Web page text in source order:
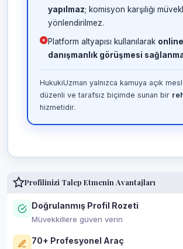
yapılmaz; komisyon karşılığı
yönlendirilmez.
Platform altyapısı kullanılarak online
danışmanlık görüşmesi
HukukiUzman yalnızca kamuya açık
düzenli ve tarafsız biçimde sunan bir
hizmetidir.
Profilinizi Talep Etmenin Avantajları
Doğrulanmış Profil Rozeti
Müvekkillere güven verin
70+ Profesyonel Araç